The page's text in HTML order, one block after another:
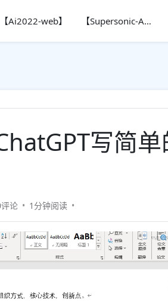
【Ai2022-web】 【Supersonic-Ai】
写简
论 1分钟阅读